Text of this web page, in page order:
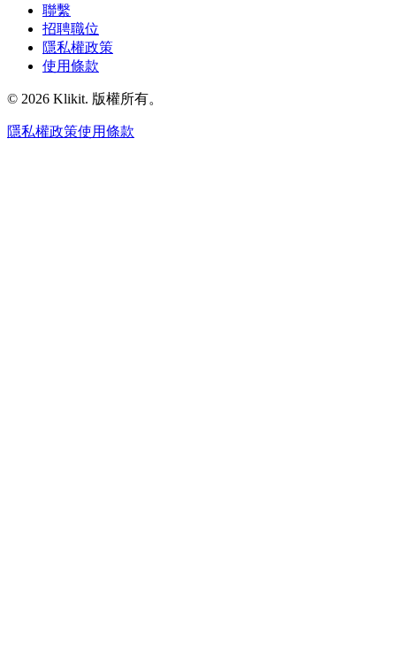
聯繫
招聘職位
隱私權政策
使用條款
© 2026 Klikit. 版權所有。
隱私權政策使用條款